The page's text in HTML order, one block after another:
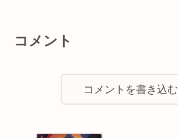
コメント
コメントを書き込む